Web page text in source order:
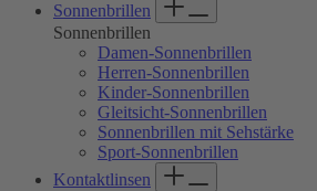
help
Sonnenbrillen
Sonnenbrillen
Damen-Sonnenbrillen
Herren-Sonnenbrillen
Kinder-Sonnenbrillen
Gleitsicht-Sonnenbrillen
Sonnenbrillen mit Sehstärke
Sport-Sonnenbrillen
Kontaktlinsen